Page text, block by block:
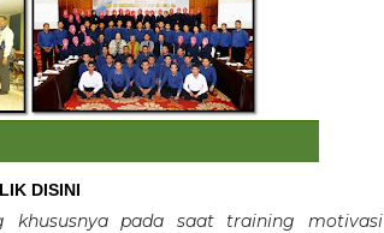
DISINI
khususnya pada saat training motivasi